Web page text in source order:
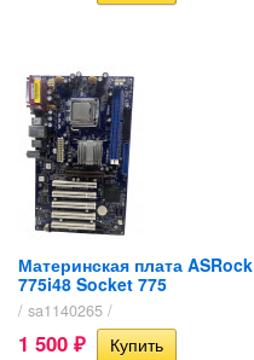
Материнская плата ASRock
775i48 Socket 775
/ sa1140265 /
1 500 ₽